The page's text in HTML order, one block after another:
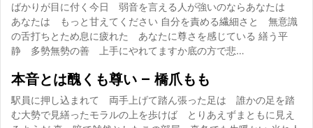
ばかりが目に付く今日 弱音を言える人が強いのならあなたは
あなたは もっと甘えてください 自分を責める繊細さと 無意識
の舌打ちとため息に疲れた あなたに尊さを感じている 繕う平
静 多勢無勢の善 上手にやれてますか底の方で悲…
本音とは醜くも尊い – 橋爪もも
駅員に押し込まれて 両手上げて踏ん張った足は 誰かの足を踏
む大勢で見繕ったモラルの上を歩けば とりあえずまともに見え